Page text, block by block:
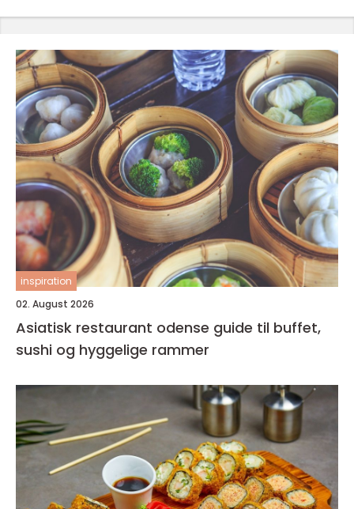
inspiration
02. August 2026
Asiatisk restaurant odense guide til buffet,
sushi og hyggelige rammer